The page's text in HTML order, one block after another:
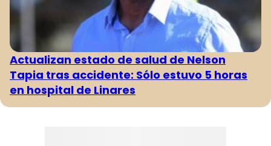
Actualizan estado de salud de Nelson
Tapia tras accidente: Sólo estuvo 5 horas
en hospital de Linares